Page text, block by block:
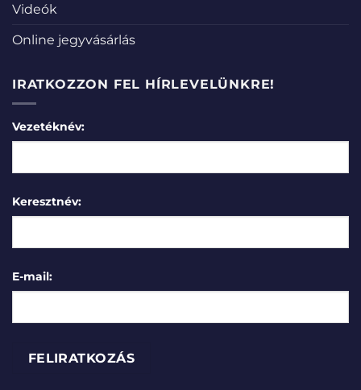
Videók
Online jegyvásárlás
IRATKOZZON FEL HÍRLEVELÜNKRE!
Vezetéknév:
Keresztnév:
E-mail: